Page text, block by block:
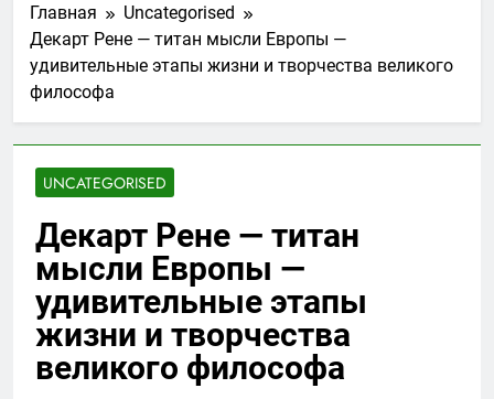
Главная
Uncategorised
Декарт Рене — титан мысли Европы —
удивительные этапы жизни и творчества великого
философа
UNCATEGORISED
Декарт Рене — титан
мысли Европы —
удивительные этапы
жизни и творчества
великого философа